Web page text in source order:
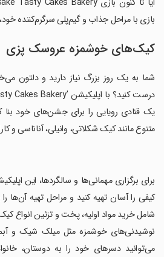
بازی با مراحل جذاب و گیم‌پلی سرگرم‌کننده
کیک‌های خوشمزه عروسک پزی
شما به یک روز بزرگ نیاز دارید و دلتون
یک قنادی رویایی را برای جشن‌های خود بنا
متنوع مانند کیک شکلاتی، وانیلی، آناناسی و
‏برای برگزاری مهمانی‌ها و سالگردها، این
کیفی را آسان تهیه کنید و مراحل تهیه آن‌ها
شامل خرید مواد اولیه، پخت و تزئین انواع
نوشیدنی‌های خوشمزه مثل میلک شیک و
می‌توانید دسرهای خود را به دوستان،